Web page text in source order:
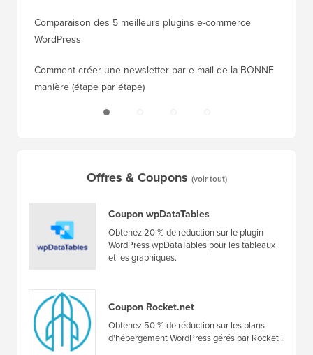
Comparaison des 5 meilleurs plugins e-commerce
WordPress
Comment créer une newsletter par e-mail de la BONNE
manière (étape par étape)
Offres & Coupons (voir tout)
Coupon wpDataTables
Obtenez 20 % de réduction sur le plugin
WordPress wpDataTables pour les tableaux
et les graphiques.
Coupon Rocket.net
Obtenez 50 % de réduction sur les plans
d'hébergement WordPress gérés par Rocket !